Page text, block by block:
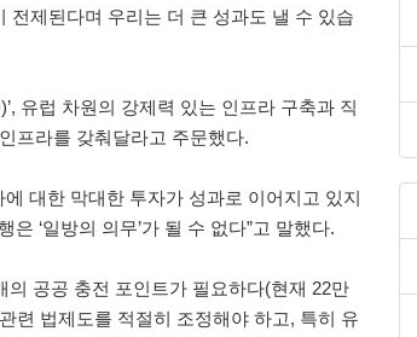
전제된다며 우리는 더 큰 성과도 낼 수 있습
유럽 차원의 강제력 있는 인프라 구축과 직
프라를 갖춰달라고 주문했다.
대한 막대한 투자가 성과로 이어지고 있지
은 ‘일방의 의무’가 될 수 없다”고 말했다.
의 공공 충전 포인트가 필요하다(현재 22만
련 법제도를 적절히 조정해야 하고, 특히 유